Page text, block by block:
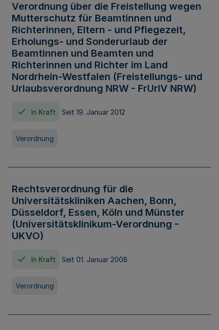
Verordnung über die Freistellung wegen
Mutterschutz für Beamtinnen und
Richterinnen, Eltern - und Pflegezeit,
Erholungs- und Sonderurlaub der
Beamtinnen und Beamten und
Richterinnen und Richter im Land
Nordrhein-Westfalen (Freistellungs- und
Urlaubsverordnung NRW - FrUrlV NRW)
In Kraft Seit 19. Januar 2012
Verordnung
Rechtsverordnung für die
Universitätskliniken Aachen, Bonn,
Düsseldorf, Essen, Köln und Münster
(Universitätsklinikum-Verordnung -
UKVO)
In Kraft Seit 01. Januar 2008
Verordnung